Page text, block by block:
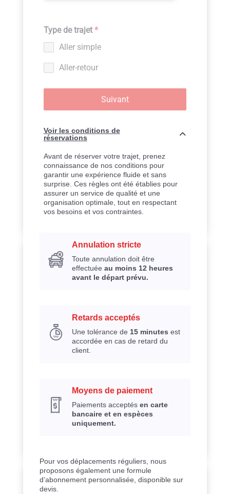
Type de trajet*
Aller simple
Aller-retour
Suivant
Voir les conditions de
réservations
Avant de réserver votre trajet, prenez
connaissance de nos conditions pour
garantir une expérience fluide et sans
surprise. Ces règles ont été établies pour
assurer un service de qualité et une
organisation optimale, tout en respectant
vos besoins et vos contraintes.
Annulation stricte
Toute annulation doit être
effectuée au moins 12 heures
avant le départ prévu.
Retards acceptés
Une tolérance de 15 minutes est
accordée en cas de retard du
client.
Moyens de paiement
Paiements acceptés en carte
bancaire et en espèces
uniquement.
Pour vos déplacements réguliers, nous
proposons également une formule
d’abonnement personnalisée, disponible sur
devis.